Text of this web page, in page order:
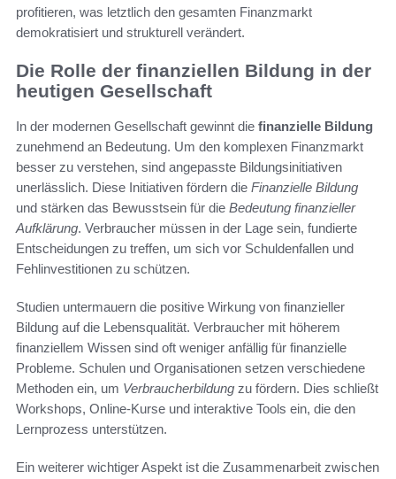
profitieren, was letztlich den gesamten Finanzmarkt
demokratisiert und strukturell verändert.
Die Rolle der finanziellen Bildung in der
heutigen Gesellschaft
In der modernen Gesellschaft gewinnt die finanzielle Bildung
zunehmend an Bedeutung. Um den komplexen Finanzmarkt
besser zu verstehen, sind angepasste Bildungsinitiativen
unerlässlich. Diese Initiativen fördern die Finanzielle Bildung
und stärken das Bewusstsein für die Bedeutung finanzieller
Aufklärung. Verbraucher müssen in der Lage sein, fundierte
Entscheidungen zu treffen, um sich vor Schuldenfallen und
Fehlinvestitionen zu schützen.
Studien untermauern die positive Wirkung von finanzieller
Bildung auf die Lebensqualität. Verbraucher mit höherem
finanziellem Wissen sind oft weniger anfällig für finanzielle
Probleme. Schulen und Organisationen setzen verschiedene
Methoden ein, um Verbraucherbildung zu fördern. Dies schließt
Workshops, Online-Kurse und interaktive Tools ein, die den
Lernprozess unterstützen.
Ein weiterer wichtiger Aspekt ist die Zusammenarbeit zwischen